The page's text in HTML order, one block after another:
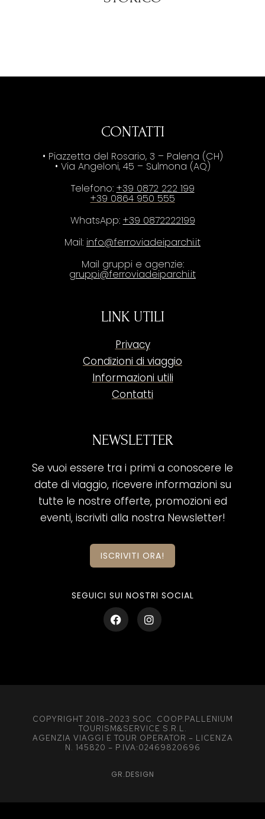
CONTATTI
• Piazzetta del Rosario, 3 – Palena (CH)
• Via Angeloni, 45 – Sulmona (AQ)
Telefono: +39 0872 222 199
+39 0864 950 555
WhatsApp: +39 0872222199
Mail: info@ferroviadeiparchi.it
Mail gruppi e agenzie:
gruppi@ferroviadeiparchi.it
LINK UTILI
Privacy
Condizioni di viaggio
Informazioni utili
Contatti
NEWSLETTER
Se vuoi essere tra i primi a conoscere le
date di viaggio, ricevere informazioni su
tutte le nostre offerte, promozioni ed
eventi, iscriviti alla nostra Newsletter!
ISCRIVITI ORA!
SEGUICI SUI NOSTRI SOCIAL
COPYRIGHT 2018-2023 SOC. COOP.PALLENIUM
TOURISM&SERVICE S.R.L.
AGENZIA VIAGGI E TOUR OPERATOR – LICENZA
N. 145820 – P.IVA:02469820696
GR.DESIGN